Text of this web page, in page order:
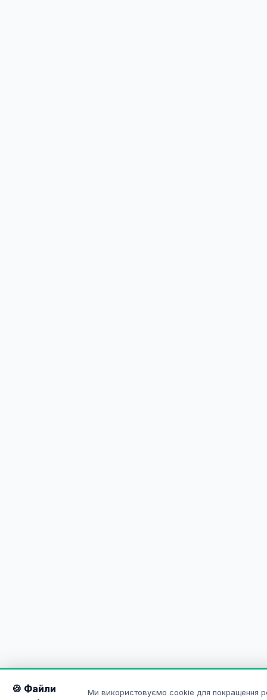
🍪 Файли
Ми використовуємо cookie для покращення